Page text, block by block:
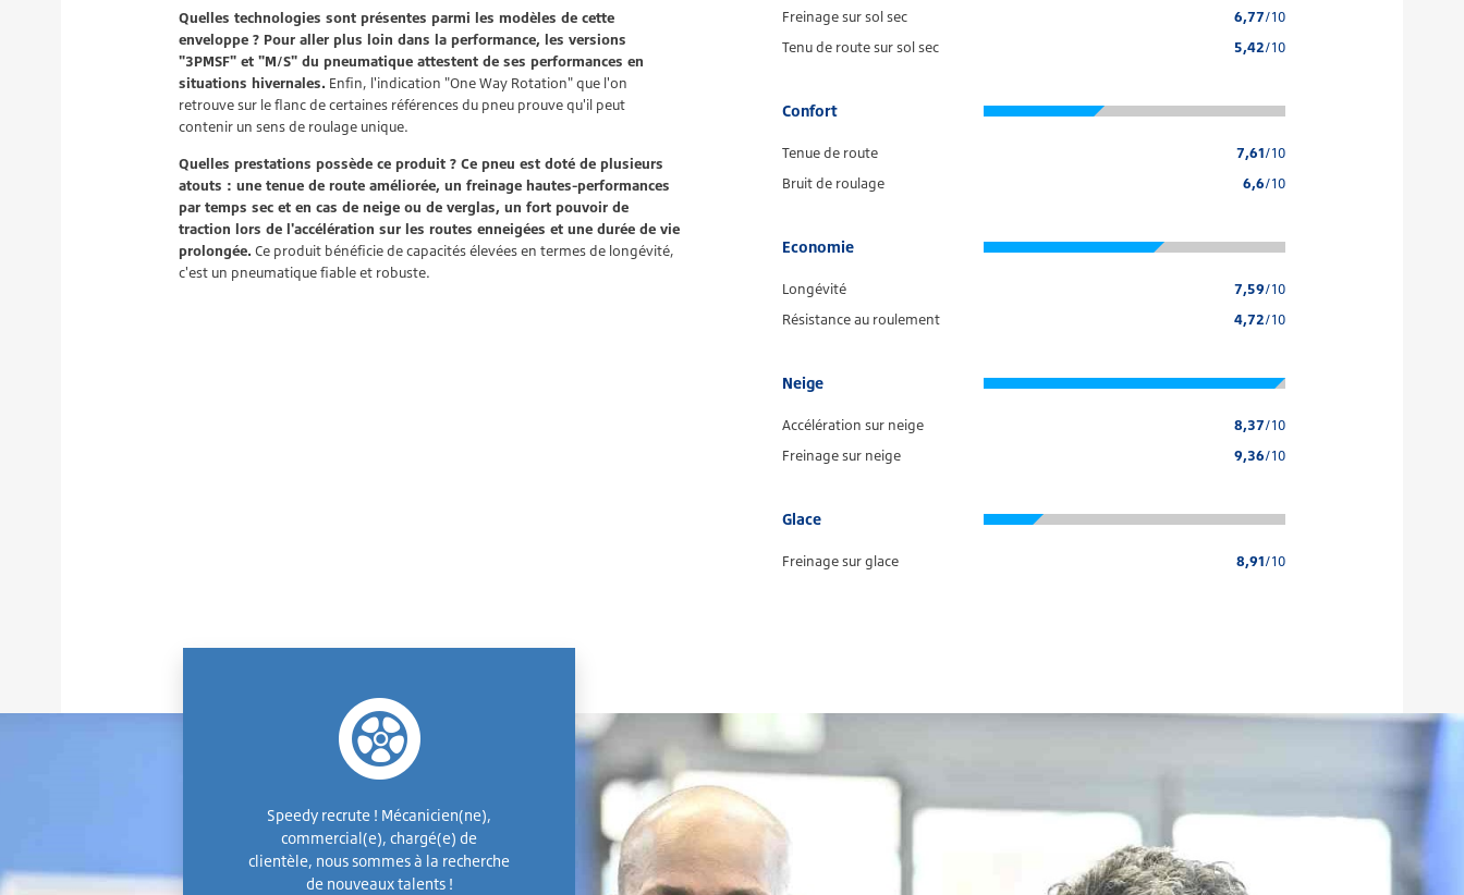
Quelles technologies sont présentes parmi les modèles de cette
enveloppe ? Pour aller plus loin dans la performance, les versions
"3PMSF" et "M/S" du pneumatique attestent de ses performances en
situations hivernales. Enfin, l'indication "One Way Rotation" que l'on
retrouve sur le flanc de certaines références du pneu prouve qu'il peut
contenir un sens de roulage unique.
Quelles prestations possède ce produit ? Ce pneu est doté de plusieurs
atouts : une tenue de route améliorée, un freinage hautes-performances
par temps sec et en cas de neige ou de verglas, un fort pouvoir de
traction lors de l'accélération sur les routes enneigées et une durée de vie
prolongée. Ce produit bénéficie de capacités élevées en termes de longévité,
c'est un pneumatique fiable et robuste.
Freinage sur sol sec
6,77/10
Tenu de route sur sol sec
5,42/10
Confort
Tenue de route 7,61/10
Bruit de roulage
6,6/10
Economie
Longévité 7,59/10
Résistance au roulement
4,72/10
Neige
Accélération sur neige 8,37/10
Freinage sur neige
9,36/10
Glace
Freinage sur glace 8,91/10
Speedy recrute ! Mécanicien(ne),
commercial(e), chargé(e) de
clientèle, nous sommes à la recherche
de nouveaux talents !